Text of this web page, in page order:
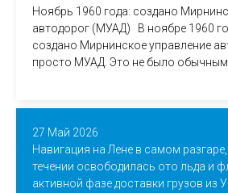
Ноябрь 1960 года: создано
автодорог (МУАД) В ноябре 1960
создано Мирнинское управление
просто МУАД. Это не было обычным
27 Май 2026
Навигация на Лене в самом
течении освободилась ото льда и
активной фазе доставки грузов из